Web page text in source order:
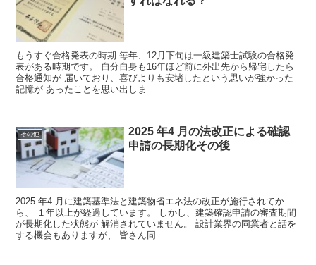
もうすぐ合格発表の時期 毎年、12月下旬は一級建築士試験の合格発
表がある時期です。 自分自身も16年ほど前に外出先から帰宅したら
合格通知が 届いており、喜びよりも安堵したという思いが強かった
記憶が あったことを思い出しま...
その他
2025 年4 月の法改正による確認
申請の長期化その後
2025 年4 月に建築基準法と建築物省エネ法の改正が施行されてか
ら、 １年以上が経過しています。 しかし、建築確認申請の審査期間
が長期化した状態が 解消されていません。 設計業界の同業者と話を
する機会もありますが、 皆さん同...